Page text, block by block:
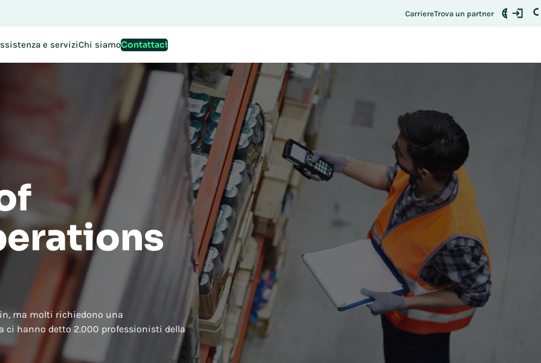
CarriereTrova un partner
e serviziChi siamoContattaci
ma molti richiedono una
ci hanno detto 2.000 professionisti della